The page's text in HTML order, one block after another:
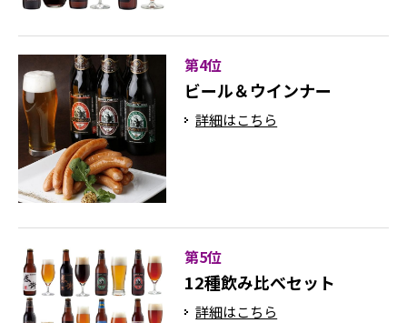
第4位
ビール＆ウインナー
詳細はこちら
第5位
12種飲み比べセット
詳細はこちら